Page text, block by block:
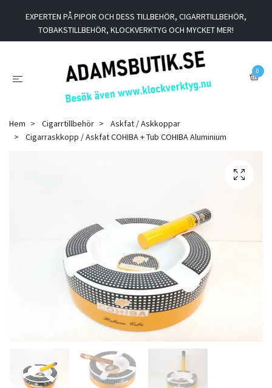
EXPERTEN PÅ PIPOR OCH DESS TILLBEHÖR, CIGARRTILLBEHÖR,
TOBAKSTILLBEHÖR, KLOCKVERKTYG OCH MYCKET MER!
0
Hem Cigarrtillbehör
Askfat / Askkoppar
Cigarraskkopp / Askfat COHIBA + Tub COHIBA Aluminium